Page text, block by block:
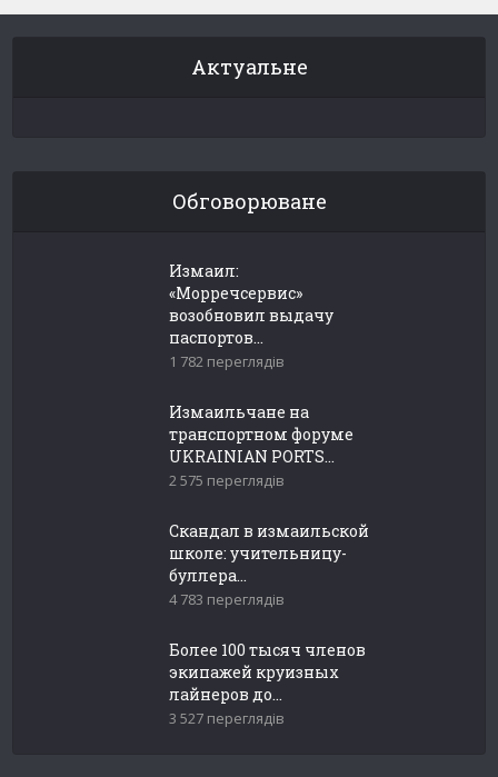
Актуальне
Обговорюване
Измаил:
«Морречсервис»
возобновил выдачу
паспортов...
1 782 переглядів
Измаильчане на
транспортном форуме
UKRAINIAN PORTS...
2 575 переглядів
Скандал в измаильской
школе: учительницу-
буллера...
4 783 переглядів
Более 100 тысяч членов
экипажей круизных
лайнеров до...
3 527 переглядів